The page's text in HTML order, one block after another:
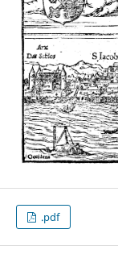
.pdf